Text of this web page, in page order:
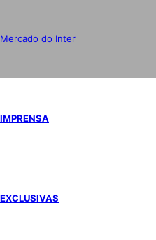
Mercado do Inter
IMPRENSA
EXCLUSIVAS